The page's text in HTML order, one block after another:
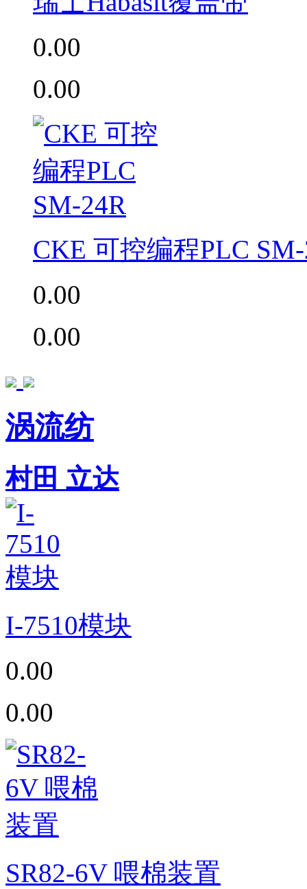
0.00
0.00
CKE 可控编程PLC
0.00
0.00
涡流纺
村田 立达
I-7510模块
0.00
0.00
SR82-6V 喂棉装置